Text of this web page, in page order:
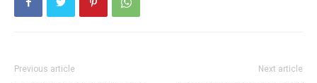
Previous article Next article